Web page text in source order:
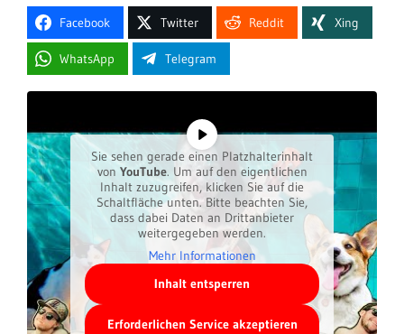
Facebook Twitter Reddit Xing
WhatsApp Telegram
Sie sehen gerade einen Platzhalterinhalt
von YouTube. Um auf den eigentlichen
Inhalt zuzugreifen, klicken Sie auf die
Schaltfläche unten. Bitte beachten Sie,
dass dabei Daten an Drittanbieter
weitergegeben werden.
Mehr Informationen
Inhalt entsperren
Erforderlichen Service akzeptieren